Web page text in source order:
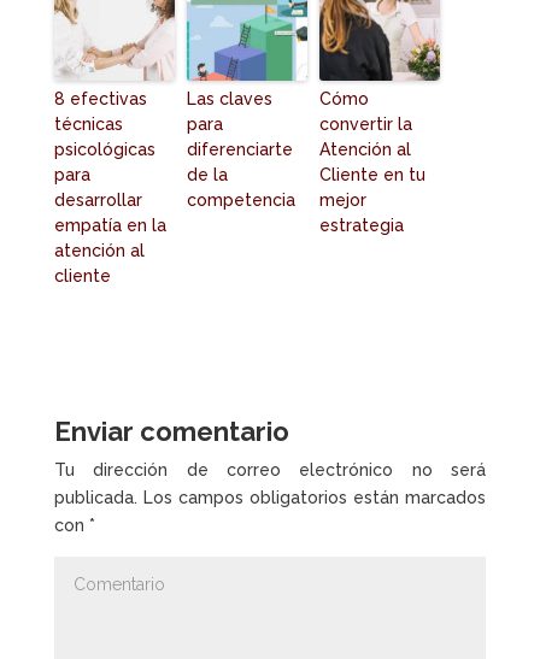
8 efectivas
técnicas
psicológicas
para
desarrollar
empatía en la
atención al
cliente
Las claves
para
diferenciarte
de la
competencia
Cómo
convertir la
Atención al
Cliente en tu
mejor
estrategia
Enviar comentario
Tu dirección de correo electrónico no será
publicada. Los campos obligatorios están marcados
con *